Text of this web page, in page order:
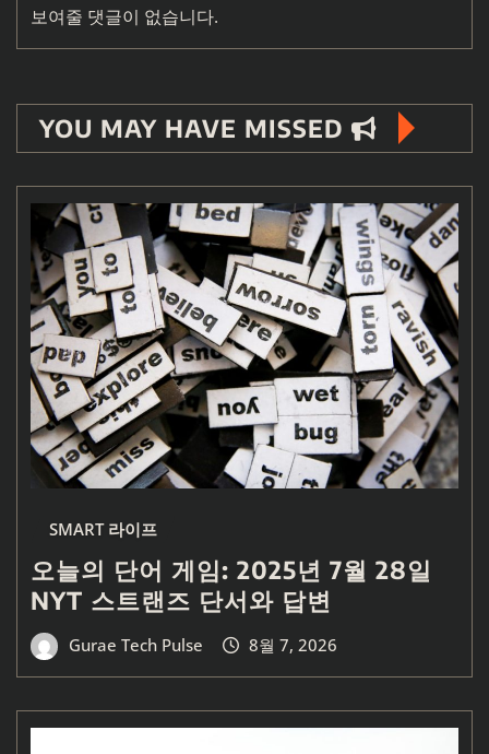
보여줄 댓글이 없습니다.
YOU MAY HAVE MISSED
SMART 라이프
오늘의 단어 게임: 2025년 7월 28일
NYT 스트랜즈 단서와 답변
Gurae Tech Pulse 8월 7, 2026